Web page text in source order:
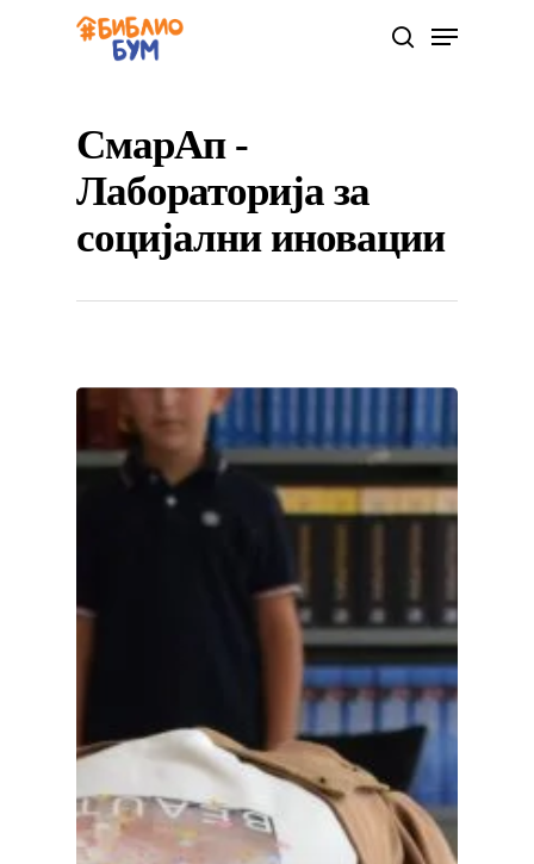
Hit enter to search or ESC to close
СмарАп -
Лабораторија за
социјални иновации